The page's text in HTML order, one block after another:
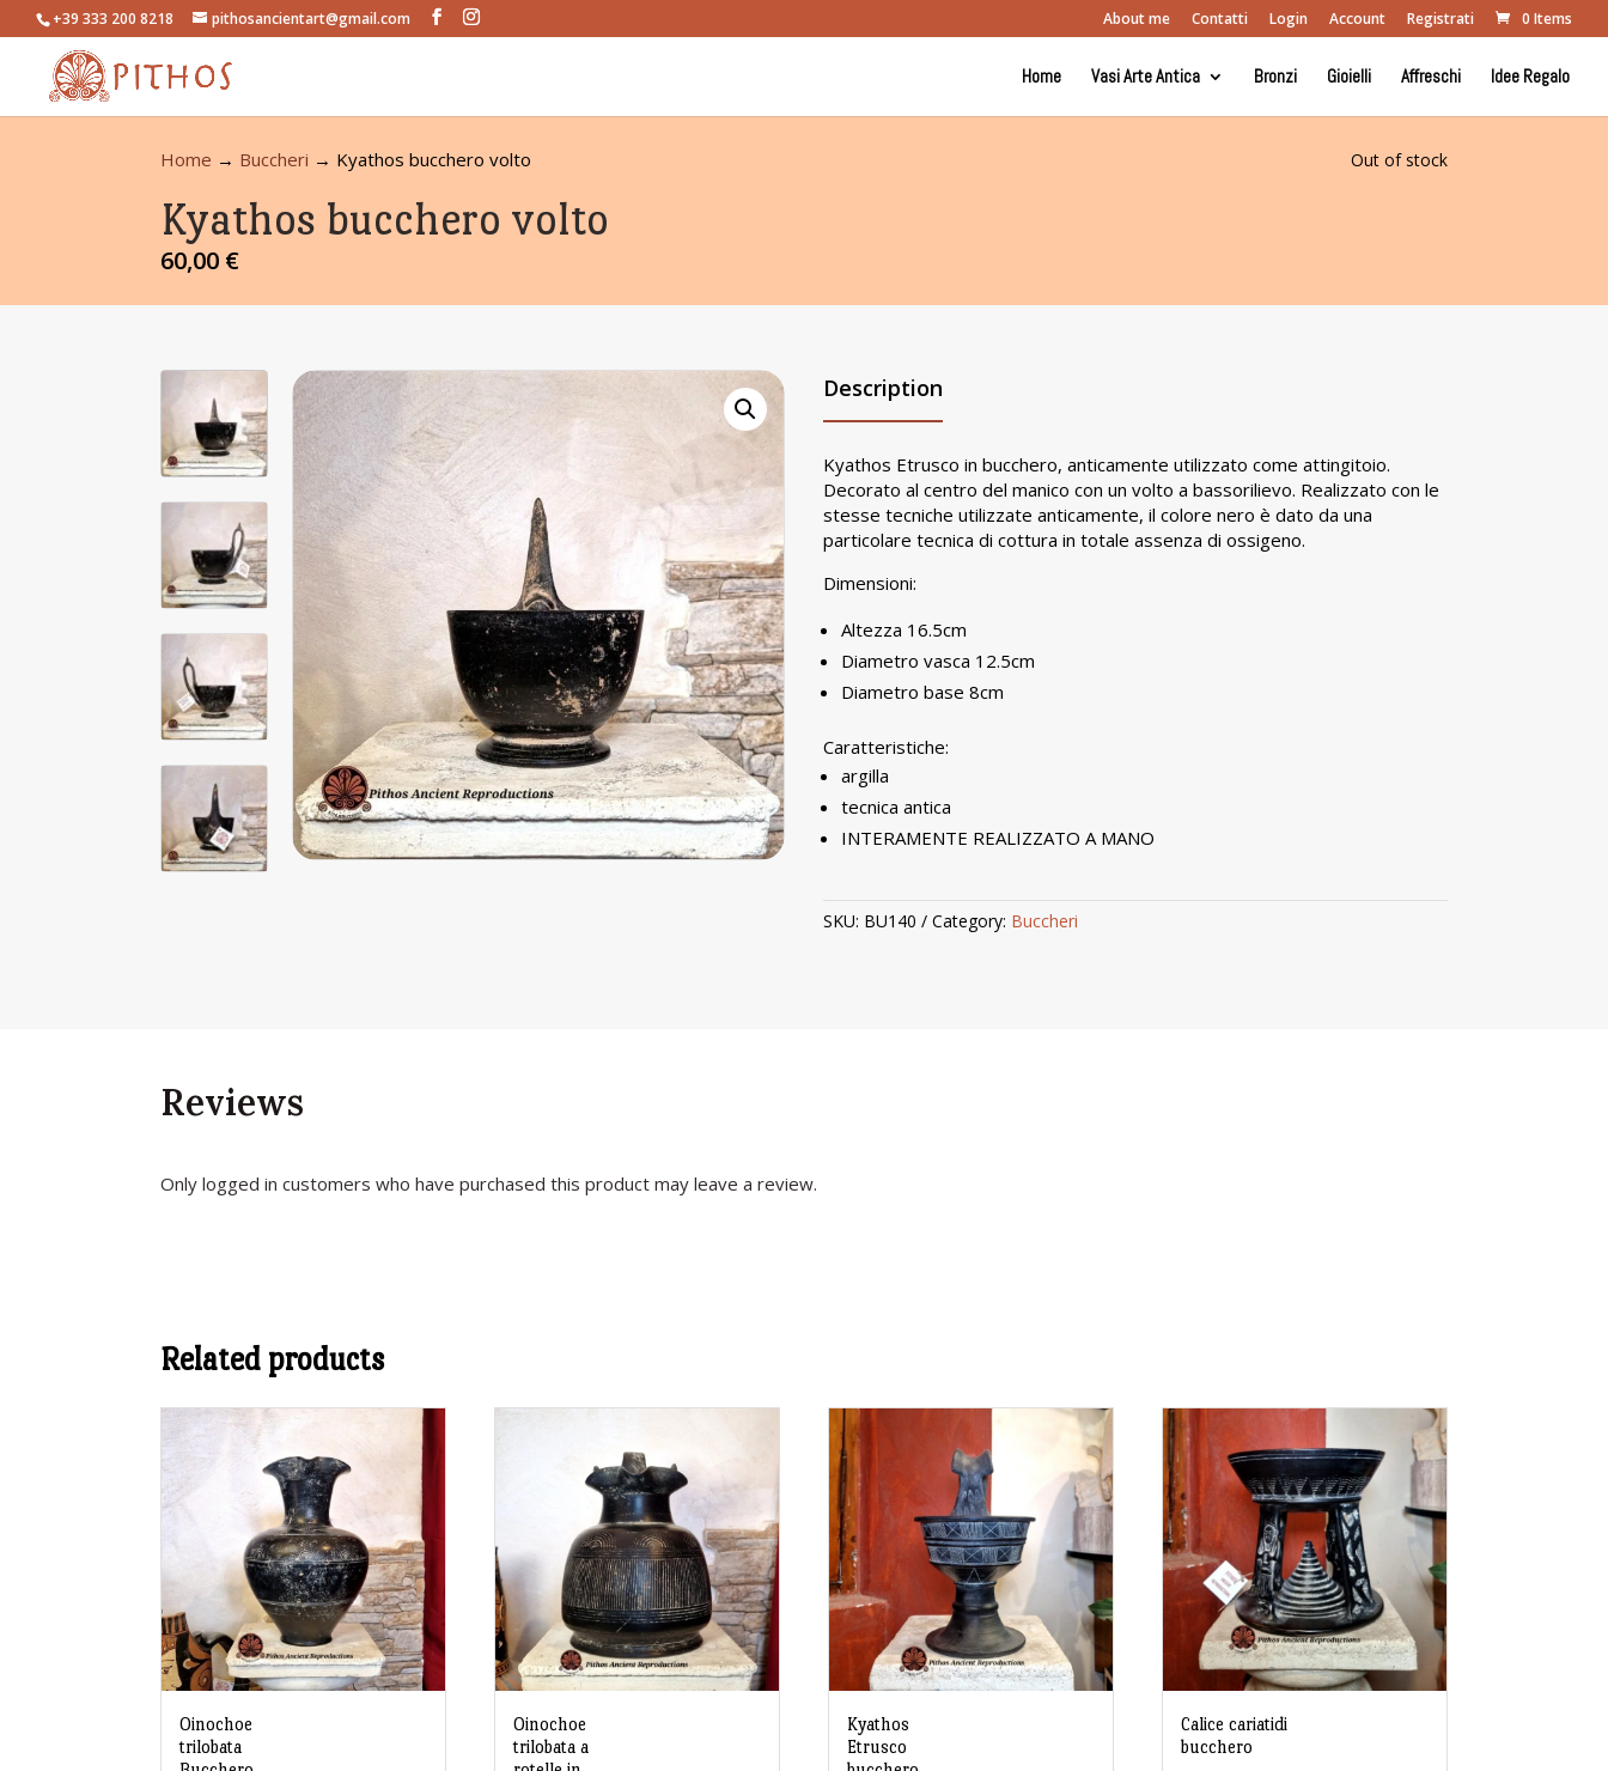
+39 333 200 8218 pithosancientart@gmail.com About me Contatti Login Account Registrati 0 Items
Home Vasi Arte Antica Bronzi Gioielli Affreschi Idee Regalo
Home → Buccheri → Kyathos bucchero volto
Kyathos bucchero volto
60,00 €
Out of stock
Description
Kyathos Etrusco in bucchero, anticamente utilizzato come attingitoio.
Decorato al centro del manico con un volto a bassorilievo. Realizzato con le
stesse tecniche utilizzate anticamente, il colore nero è dato da una
particolare tecnica di cottura in totale assenza di ossigeno.
Dimensioni:
Altezza 16.5cm
Diametro vasca 12.5cm
Diametro base 8cm
Caratteristiche:
argilla
tecnica antica
INTERAMENTE REALIZZATO A MANO
SKU: BU140 Category: Buccheri
Reviews
Only logged in customers who have purchased this product may leave a review.
Related products
Oinochoe
trilobata
Oinochoe
trilobata a
Kyathos
Etrusco
Calice cariatidi
bucchero